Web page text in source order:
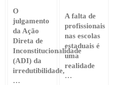
O
julgamento
da Ação
Direta de
Inconstitucionalidade
(ADI) da
irredutibilidade,
…
A falta de
profissionais
nas escolas
estaduais é
uma
realidade
…